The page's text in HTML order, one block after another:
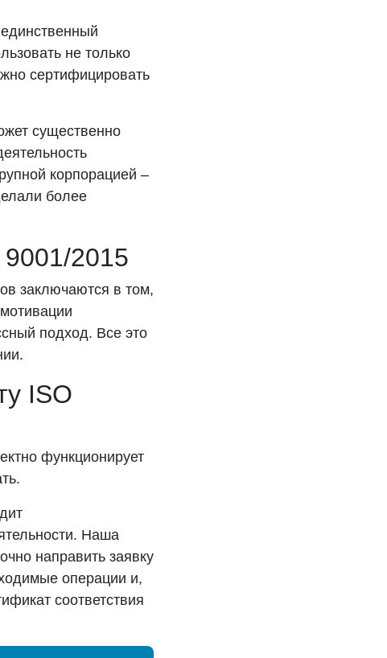
не только
сертифицировать
существенно
корпорацией –
более
2015
заключаются в том,
подход. Все это
ISO
функционирует
Наша
направить заявку
операции и,
соответствия